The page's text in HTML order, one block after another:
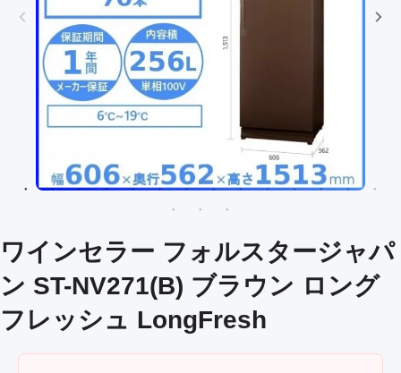
ワインセラー フォルスタージャパ
ン ST-NV271(B) ブラウン ロング
フレッシュ LongFresh